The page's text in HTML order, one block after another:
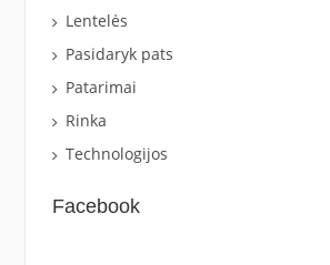
Lentelės
Pasidaryk pats
Patarimai
Rinka
Technologijos
Facebook